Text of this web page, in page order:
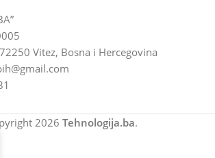
Vitez, Bosna i Hercegovina
2026 Tehnologija.ba.